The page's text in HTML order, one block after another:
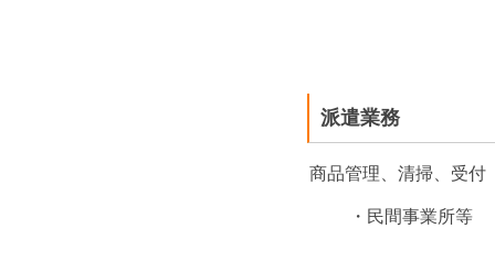
派遣業務
商品管理、清掃、受付
・民間事業所等